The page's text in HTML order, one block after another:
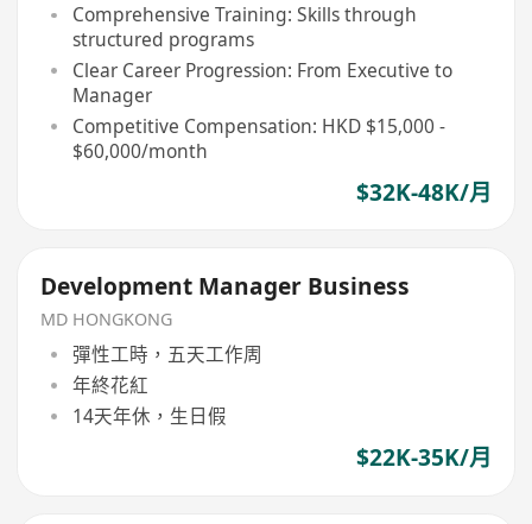
Comprehensive Training: Skills through
structured programs
Clear Career Progression: From Executive to
Manager
Competitive Compensation: HKD $15,000 -
$60,000/month
$32K-48K/月
Development Manager Business
MD HONGKONG
彈性工時，五天工作周
年終花紅
14天年休，生日假
$22K-35K/月